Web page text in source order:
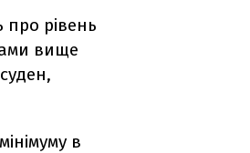
про рівень
вище
в